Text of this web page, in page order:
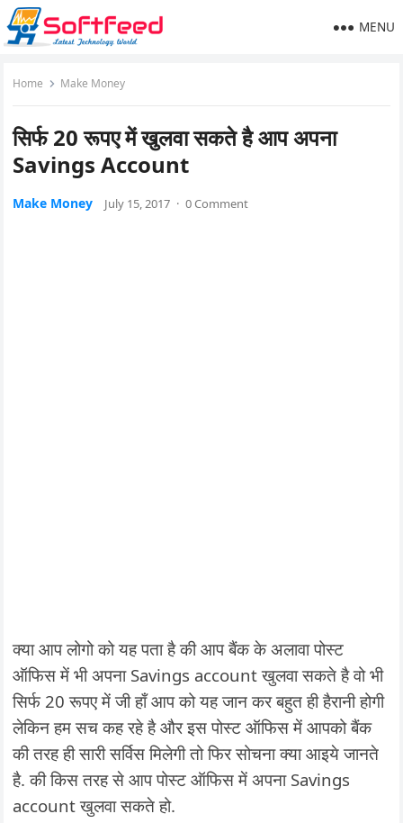
MENU
Home Make Money
सिर्फ 20 रूपए में खुलवा सकते है आप अपना
Savings Account
Make Money July 15, 2017 · 0 Comment
क्या आप लोगो को यह पता है की आप बैंक के अलावा पोस्ट
ऑफिस में भी अपना Savings account खुलवा सकते है वो भी
सिर्फ 20 रूपए में जी हाँ आप को यह जान कर बहुत ही हैरानी होगी
लेकिन हम सच कह रहे है और इस पोस्ट ऑफिस में आपको बैंक
की तरह ही सारी सर्विस मिलेगी तो फिर सोचना क्या आइये जानते
है. की किस तरह से आप पोस्ट ऑफिस में अपना Savings
account खुलवा सकते हो.